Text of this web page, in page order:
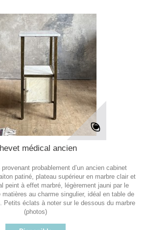
médical ancien
probablement d’un ancien cabinet
patiné, plateau supérieur en marbre clair et
peint à effet marbré, légèrement jauni par le
au charme singulier, idéal en table de
Petits éclats à noter sur le dessous du marbre
(photos)